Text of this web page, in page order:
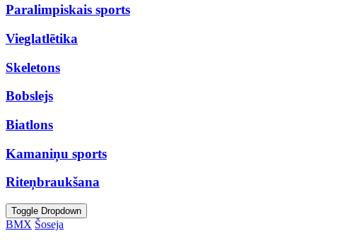
Paralimpiskais sports
Vieglatlētika
Skeletons
Bobslejs
Biatlons
Kamaniņu sports
Riteņbraukšana
Toggle Dropdown
BMX Šoseja